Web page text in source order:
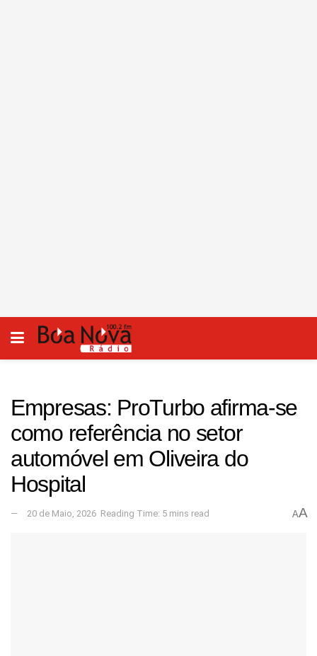
Empresas: ProTurbo afirma-se
como referência no setor
automóvel em Oliveira do
Hospital
20 de Maio, 2026 Reading Time: 5 mins read AA